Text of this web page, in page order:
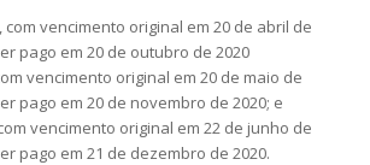
com vencimento original em 20 de abril de
pago em 20 de outubro de 2020
vencimento original em 20 de maio de
pago em 20 de novembro de 2020; e
vencimento original em 22 de junho de
pago em 21 de dezembro de 2020.